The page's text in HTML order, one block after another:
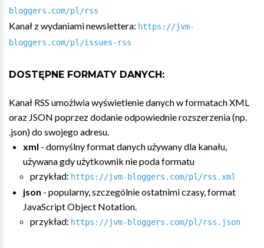
bloggers.com/pl/rss
Kanał z wydaniami newslettera: https://jvm-
bloggers.com/pl/issues-rss
DOSTĘPNE FORMATY DANYCH:
Kanał RSS umożlwia wyświetlenie danych w formatach XML
oraz JSON poprzez dodanie odpowiednie rozszerzenia (np.
.json) do swojego adresu.
xml - domyślny format danych używany dla kanału,
używana gdy użytkownik nie poda formatu
przykład: https://jvm-bloggers.com/pl/rss.xml
json - popularny, szczególnie ostatnimi czasy, format
JavaScript Object Notation.
przykład: https://jvm-bloggers.com/pl/rss.json